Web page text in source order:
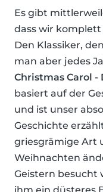
Es gibt
dass wir
Den Klassiker,
man aber jedes
Christmas Carol -
basiert auf der
und ist unser
Geschichte
griesgrämige Art
Weihnachten
Geistern besucht